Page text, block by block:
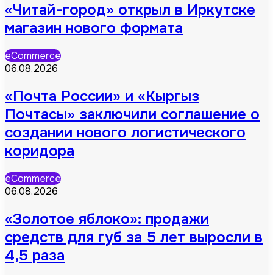
«Читай-город» открыл в Иркутске
магазин нового формата
eCommerce
06.08.2026
«Почта России» и «Кыргыз
Почтасы» заключили соглашение о
создании нового логистического
коридора
eCommerce
06.08.2026
«Золотое яблоко»: продажи
средств для губ за 5 лет выросли в
4,5 раза